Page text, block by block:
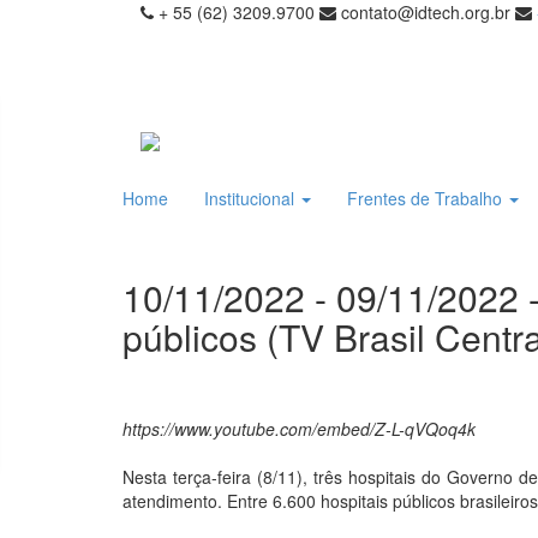
+ 55 (62) 3209.9700 contato@idtech.org.br
Home Institucional Frentes de Trabalho
10/11/2022 - 09/11/
públicos (TV Brasil
https://www.youtube.com/embed/Z-L-qVQoq4k
Nesta terça-feira (8/11), três hospitais do Governo
atendimento. Entre 6.600 hospitais públicos